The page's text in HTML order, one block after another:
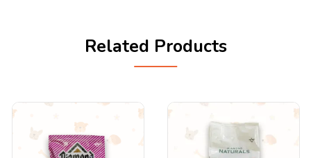
Related Products